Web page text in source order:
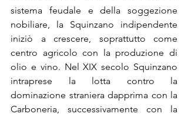
sistema feudale e della soggezione
nobiliare, la Squinzano indipendente
iniziò a crescere, soprattutto come
centro agricolo con la produzione di
olio e vino. Nel XIX secolo Squinzano
intraprese la lotta contro la
dominazione straniera dapprima con la
Carboneria, successivamente con la